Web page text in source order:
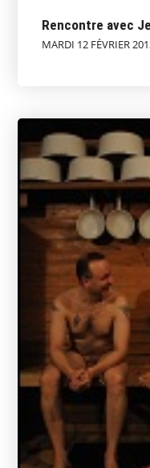
Rencontre avec
MARDI 12 FÉVRIER